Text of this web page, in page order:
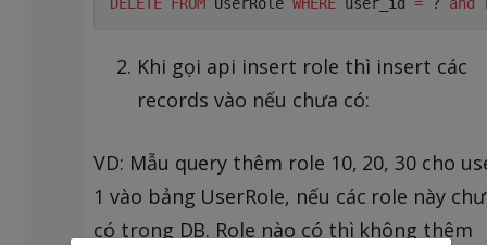
Khi gọi api insert role thì insert các
records vào nếu chưa có:
VD: Mẫu query thêm role 10, 20, 30 cho
1 vào bảng UserRole, nếu các role này
có trong DB. Role nào có thì không thêm